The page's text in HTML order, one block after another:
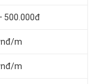
500.000đ
m
m